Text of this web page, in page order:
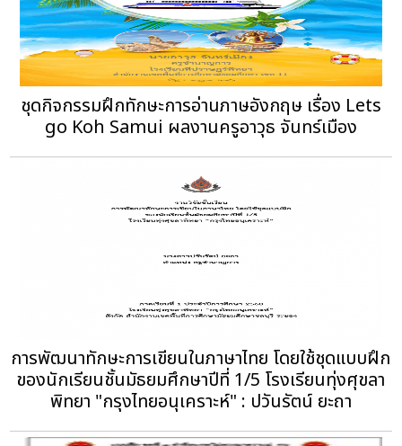
ชุดกิจกรรมฝึกทักษะการอ่านภาษอังกฤษ เรื่อง Lets
go Koh Samui ผลงานครูอาวุธ จันทร์เมือง
การพัฒนาทักษะการเขียนในภาษาไทย โดยใช้ชุดแบบฝึก
ของนักเรียนชั้นมัธยมศึกษาปีที่ 1/5 โรงเรียนทุ่งศุขลา
พิทยา "กรุงไทยอนุเคราะห์" : ปวันรัตน์ ยะถา